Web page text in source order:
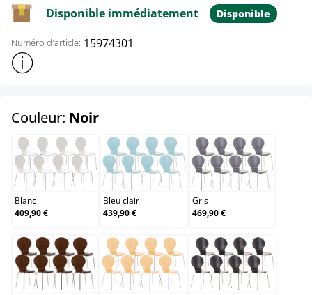
Disponible immédiatement Disponible
Numéro d'article: 15974301
Afficher plus d'informations sur le produit
Couleur: Noirselect
Blanc
Blanc
409,90 €
Bleu clair
Bleu clair
439,90 €
Gris
Gris
469,90 €
Marron Nature Noir